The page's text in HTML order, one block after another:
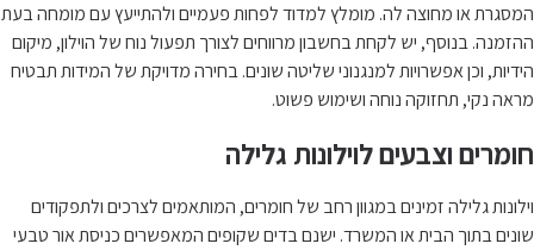
המסגרת או מחוצה לה. מומלץ למדוד לפחות פעמיים ולהתייעץ עם מומחה בעת
ההזמנה. בנוסף, יש לקחת בחשבון מרווחים לצורך תפעול נוח של הוילון, מיקום
הידיות, וכן אפשרויות למנגנוני שליטה שונים. בחירה מדויקת של המידות תבטיח
מראה נקי, תחזוקה נוחה ושימוש פשוט.
חומרים וצבעים לוילונות גלילה
וילונות גלילה זמינים במגוון רחב של חומרים, המותאמים לצרכים ולתפקודים
שונים בתוך הבית או המשרד. ישנם בדים שקופים המאפשרים כניסת אור טבעי